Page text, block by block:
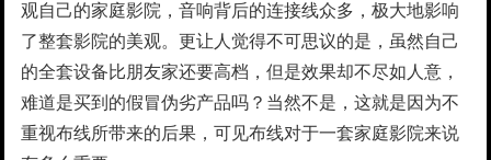
观自己的家庭影院，音响背后的连接线众多，极大地影响
了整套影院的美观。更让人觉得不可思议的是，虽然自己
的全套设备比朋友家还要高档，但是效果却不尽如人意，
难道是买到的假冒伪劣产品吗？当然不是，这就是因为不
重视布线所带来的后果，可见布线对于一套家庭影院来说